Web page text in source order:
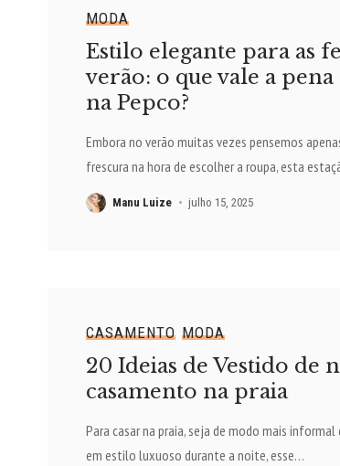
MODA
Estilo elegante para as
verão: o que vale a
na Pepco?
Embora no verão muitas vezes pensemos
frescura na hora de escolher a roupa, esta
Manu Luize julho 15, 2025
CASAMENTO MODA
20 Ideias de Vestido de
casamento na praia
Para casar na praia, seja de modo mais
em estilo luxuoso durante a noite, esse…